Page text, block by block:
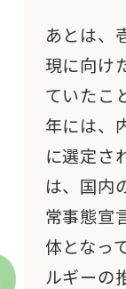
あとは、
現に向け
ていたこ
年には、
に選定さ
は、国内
常事態宣
体となっ
ルギーの